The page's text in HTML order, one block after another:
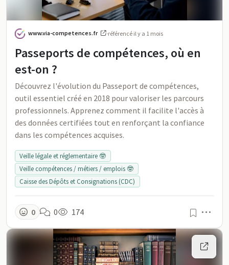
www.via-competences.fr ·référencé il y a 1 mois
Passeports de compétences, où en
est-on ?
Découvrez l'évolution du Passeport de compétences,
outil essentiel créé en 2018 pour valoriser les parcours
professionnels. Apprenez comment il facilite l'accès à
des données certifiées tout en renforçant la confiance
dans les compétences acquises.
Veille légale et réglementaire 🤓
Veille compétences / métiers / emplois 🤓
Caisse des Dépôts et Consignations (CDC)
0 0 174